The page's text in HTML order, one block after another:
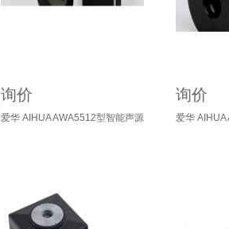
询价
爱华 AIHUA AWA5512型智能声源
询价
爱华 AIHUA